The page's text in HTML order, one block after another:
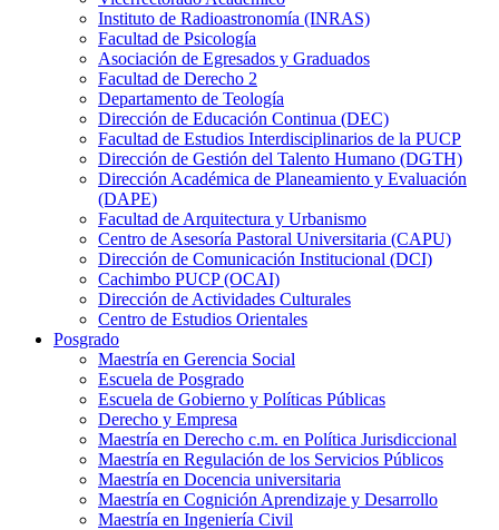
Instituto de Radioastronomía (INRAS)
Facultad de Psicología
Asociación de Egresados y Graduados
Facultad de Derecho 2
Departamento de Teología
Dirección de Educación Continua (DEC)
Facultad de Estudios Interdisciplinarios de la PUCP
Dirección de Gestión del Talento Humano (DGTH)
Dirección Académica de Planeamiento y Evaluación
(DAPE)
Facultad de Arquitectura y Urbanismo
Centro de Asesoría Pastoral Universitaria (CAPU)
Dirección de Comunicación Institucional (DCI)
Cachimbo PUCP (OCAI)
Dirección de Actividades Culturales
Centro de Estudios Orientales
Posgrado
Maestría en Gerencia Social
Escuela de Posgrado
Escuela de Gobierno y Políticas Públicas
Derecho y Empresa
Maestría en Derecho c.m. en Política Jurisdiccional
Maestría en Regulación de los Servicios Públicos
Maestría en Docencia universitaria
Maestría en Cognición Aprendizaje y Desarrollo
Maestría en Ingeniería Civil